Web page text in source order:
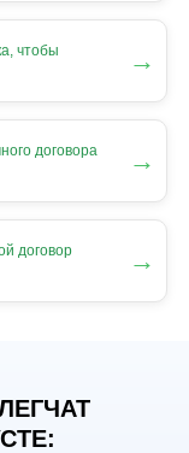
чтобы
→
договора
→
договор
→